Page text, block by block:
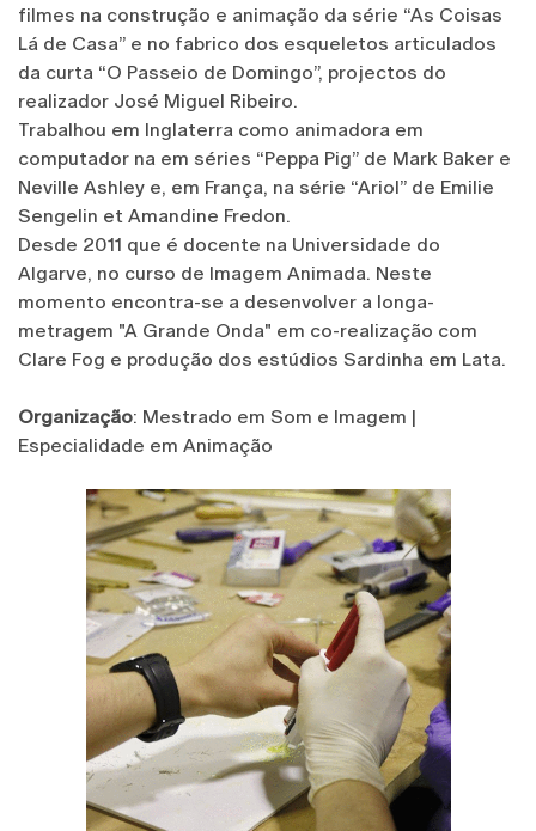
filmes na construção e animação da série “As Coisas
Lá de Casa” e no fabrico dos esqueletos articulados
da curta “O Passeio de Domingo”, projectos do
realizador José Miguel Ribeiro.
Trabalhou em Inglaterra como animadora em
computador na em séries “Peppa Pig” de Mark Baker e
Neville Ashley e, em França, na série “Ariol” de Emilie
Sengelin et Amandine Fredon.
Desde 2011 que é docente na Universidade do
Algarve, no curso de Imagem Animada. Neste
momento encontra-se a desenvolver a longa-
metragem "A Grande Onda" em co-realização com
Clare Fog e produção dos estúdios Sardinha em Lata.
Organização: Mestrado em Som e Imagem |
Especialidade em Animação